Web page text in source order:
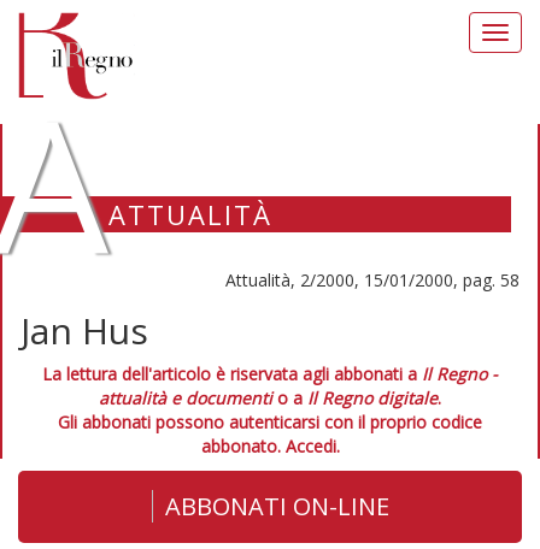
ATTUALITÀ
Attualità, 2/2000, 15/01/2000, pag. 58
Jan Hus
La lettura dell'articolo è riservata agli abbonati a Il Regno -
attualità e documentio a Il Regno digitale.
Gli abbonati possono autenticarsi con il proprio codice
abbonato. Accedi.
ABBONATI ON-LINE